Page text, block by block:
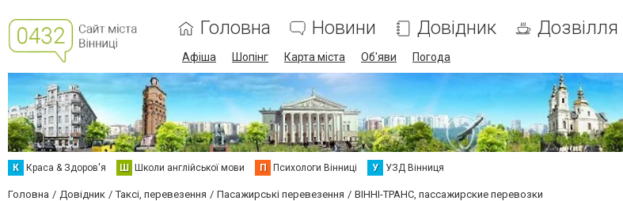
Головна Новини Довідник Дозвілля
Афіша Шопінг Карта міста Об'яви Погода
К Краса & Здоров'я Ш Школи англійської мови П Психологи Вінниці У УЗД Вінниця
Головна Довідник Таксі, перевезення Пасажирські перевезення ВІННІ-ТРАНС, пассажирские перевозки